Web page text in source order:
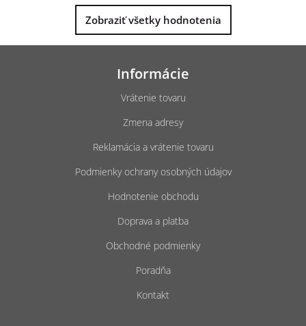
Zobraziť všetky hodnotenia
Z
Informácie
Vrátenie tovaru
Zmena adresy
Reklamácia a vrátenie tovaru
Podmienky ochrany osobných údajov
Hodnotenie obchodu
Doprava a platba
Obchodné podmienky
Poradňa
Kontakt